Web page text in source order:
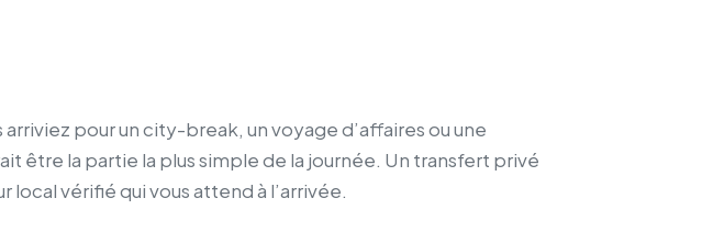
pour un city-break, un voyage d’affaires ou une
la partie la plus simple de la journée. Un transfert privé
vérifié qui vous attend à l’arrivée.